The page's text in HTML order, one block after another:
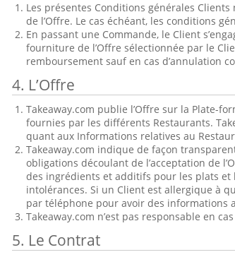
Les présentes Conditions générales Clients
de l’Offre. Le cas échéant, les conditions
En passant une Commande, le Client
fourniture de l’Offre sélectionnée par le
remboursement sauf en cas d’annulation
4. L’Offre
Takeaway.com publie l’Offre sur la Plate-
fournies par les différents Restaurants.
quant aux Informations relatives au
Takeaway.com indique de façon
obligations découlant de l’acceptation de
des ingrédients et additifs pour les plats et
intolérances. Si un Client est allergique à
par téléphone pour avoir des informations
Takeaway.com n’est pas responsable en
5. Le Contrat